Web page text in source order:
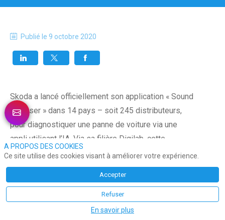
Publié le 9 octobre 2020
Skoda a lancé officiellement son application « Sound
Analyser » dans 14 pays – soit 245 distributeurs,
pour diagnostiquer une panne de voiture via une
appli utilisant l’IA. Via sa filière Digilab, cette
application qui se base sur de la reconnaissance
sonore. L’idée est de comparer les bruits de son
moteur avec une banque de données sonores.
L’algorithme permet ainsi de faire matcher le bruit
reconnu avec celui enregistré et ainsi d’établir un
A PROPOS DES COOKIES
Ce site utilise des cookies visant à améliorer votre expérience.
Accepter
Refuser
En savoir plus